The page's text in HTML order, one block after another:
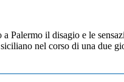
Palermo il disagio e le
nel corso di una